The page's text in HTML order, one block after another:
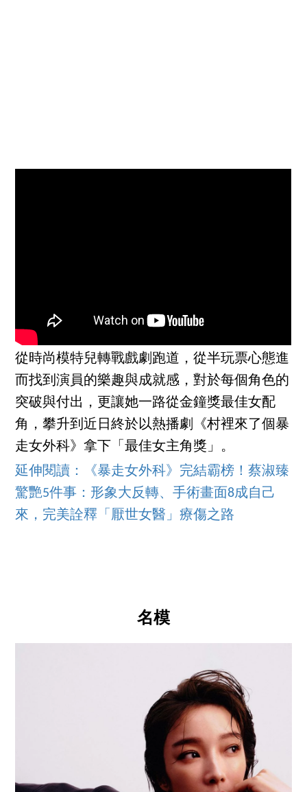
從時尚模特兒轉戰戲劇跑道，從半玩票心態進
而找到演員的樂趣與成就感，對於每個角色的
突破與付出，更讓她一路從金鐘獎最佳女配
角，攀升到近日終於以熱播劇《村裡來了個暴
走女外科》拿下「最佳女主角獎」。
延伸閱讀：《暴走女外科》完結霸榜！蔡淑臻
驚艷5件事：形象大反轉、手術畫面8成自己
來，完美詮釋「厭世女醫」療傷之路
名模